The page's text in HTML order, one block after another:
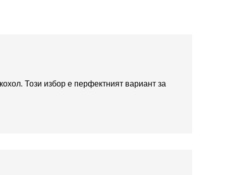
Този избор е перфектният вариант за